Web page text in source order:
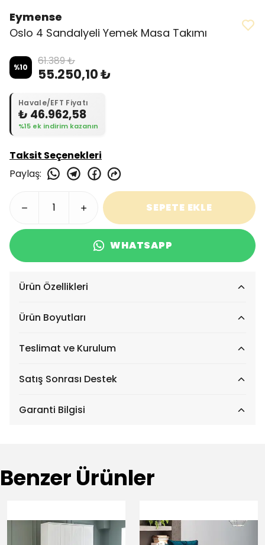
Eymense
Oslo 4 Sandalyeli Yemek Masa Takımı
%10 61.389 ₺
55.250,10 ₺
Havale/EFT Fiyatı
₺ 46.962,58
%15 ek indirim kazanın
Taksit Seçenekleri
Paylaş:
SEPETE EKLE
WHATSAPP
Ürün Özellikleri
Ürün Boyutları
Teslimat ve Kurulum
Satış Sonrası Destek
Garanti Bilgisi
Benzer Ürünler